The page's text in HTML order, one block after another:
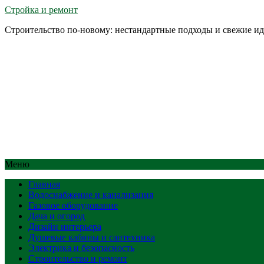
Стройка и ремонт
Строительство по-новому: нестандартные подходы и свежие
Меню
Главная
Водоснабжение и канализация
Газовое оборудование
Дача и огород
Дизайн интерьера
Душевые кабины и сантехника
Электрика и безопасность
Строительство и ремонт